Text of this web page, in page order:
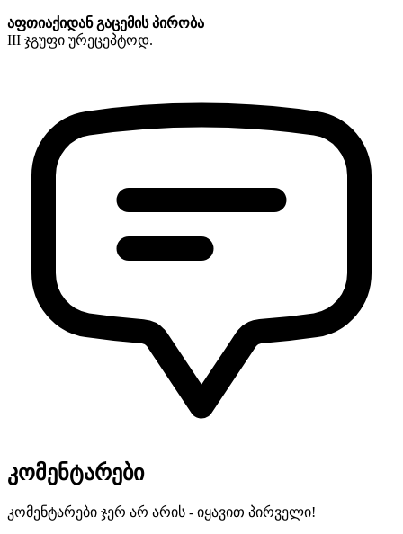
აფთიაქიდან გაცემის პირობა
III ჯგუფი ურეცეპტოდ.
კომენტარები
კომენტარები ჯერ არ არის - იყავით პირველი!